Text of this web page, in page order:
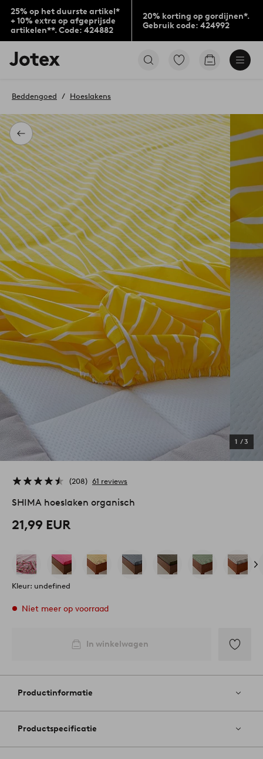
25% op het duurste artikel*
+ 10% extra op afgeprijsde
artikelen**. Code: 424882
20% korting op gordijnen*.
Gebruik code: 424992
Jotex
logo
to
home
page
Ga
Go
Terug
Beddengoed Hoeslakens
1 /3
208 61 reviews
SHIMA hoeslaken organisch
21,99 EUR
Kleur: undefined
Niet meer op voorraad
In winkelwagen
aan
Productinformatie
Productspecificatie